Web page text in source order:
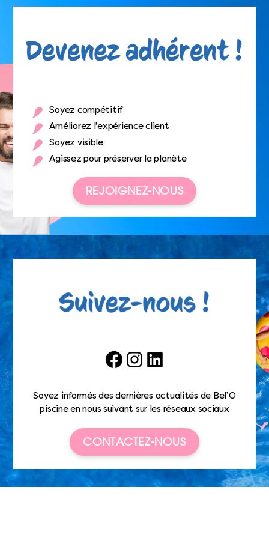
Soyez compétitif
Améliorez l’expérience client
Soyez visible
Agissez pour préserver la planète
REJOIGNEZ-NOUS
FacebookInstagramLinkedIn
Soyez informés des dernières actualités de Bel’O
piscine en nous suivant sur les réseaux sociaux
CONTACTEZ-NOUS